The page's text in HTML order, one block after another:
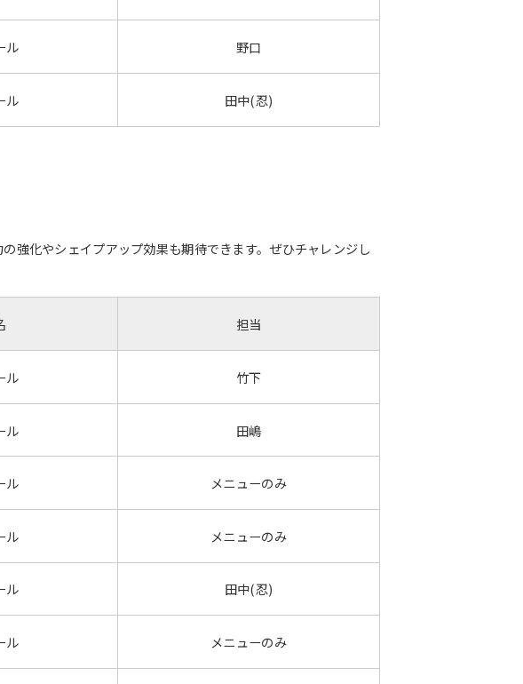
ル 野口
ル 田中(忍)
強化やシェイプアップ効果も期待できます。ぜひチャレンジし
ル
担当
竹下
ル 田嶋
ル メニューのみ
ル メニューのみ
ル 田中(忍)
ル メニューのみ